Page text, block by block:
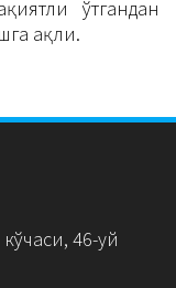
ўтгандан
ҳақли.
46-уй